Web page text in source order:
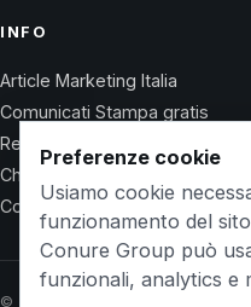
INFO
Article Marketing Italia
Comunicati Stampa gratis
Regolamento
Chi Siamo
Contatti
© 2026 Wet Life News · The
Preferenze cookie
Usiamo cookie
funzionamento del
Conure Group può
funzionali, analytics e